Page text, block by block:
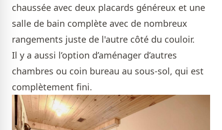
chaussée avec deux placards généreux et une
salle de bain complète avec de nombreux
rangements juste de l'autre côté du couloir.
Il y a aussi l’option d’aménager d’autres
chambres ou coin bureau au sous-sol, qui est
complètement fini.